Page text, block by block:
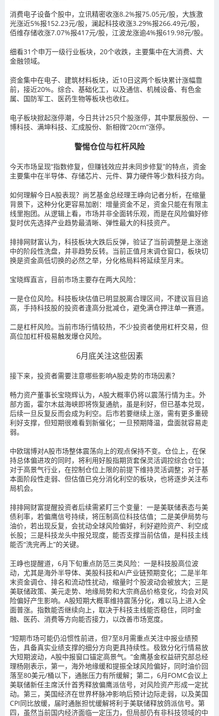
消费电子设备个股中，立讯精密收涨8.2%报75.05元/股，大族激
光涨近5%报152.23元/股，澜起科技收涨3.29%报266.49元/股，
佰维存储收涨7.07%报417元/股，江波龙涨逾4%报619.98元/股。
细看31个申万一级行业板块，20个收跌，主要集中在大消费、大
金融领域。
资金集中在电子、建筑材料板块，近10日这两个板块累计涨幅靠
前，接近20%。综合、基础化工，以及通信、机械设备、有色金
属、国防军工、医药生物等板块也收红。
电子板块掀起涨停潮，今日共计25只个股涨停，其中聚辰股份、一
博科技、满坤科技、汇成股份、新相微“20cm”涨停。
警惕仓位与杠杆风险
今天市场呈现“指数修复，但赚钱效应并未同步修复”的特点，资金
主要集中在半导体、存储芯片、元件、算力硬件等少数科技方向。
如何理解今日A股表现？尚艺基金总经理王峥向记者分析，在缩量
背景下，这种分化更容易加剧：增量资金不足，资金只能在有限主
线里抱团。从逻辑上看，市场并非全面转乐观，而是在风险偏好修
复时优先选择产业趋势最清晰、弹性最大的科技资产。
排排网财富认为， 科技板块大跌后反弹，验证了当前调整是上涨途
中的阶段性洗盘，并非趋势反转。 当前正值月末调仓窗口，板块切
换是资金高低切换的必然之举，分化格局料将延续至月末。
宝晓辉直言， 目前市场主要存在两大风险：
一是仓位风险。 科技板块估值已明显脱离合理区间，不建议盲目追
高，手持科技股的投资者逢高分批减仓，避免满仓押注单一赛道。
二是杠杆风险。 当前市场行情较热，不少投资者使用杠杆交易，但
高位加杠杆极易触发爆仓风险。
6月底关注这些因素
接下来，投资者需要注意哪些影响A股走势的市场因素？
畅力资产董事长宝晓辉认为， A股大概率仍将以震荡行情为主。 外
部方面，霍尔木兹海峡即将恢复通航，虽是利好，但已基本兑现，
后续一旦反复反而会成为利空。后市若要继续上涨，需有更多重磅
利好支撑，但短期很难看到新催化；一旦预期降温，盘面就容易走
弱。
中欧瑞博对A股市场整体震荡向上的观点保持不变。 仓位上，在保
持总体偏进攻的同时，将利用好股指期货套保灵活调控综合仓位；
对于高景气行业，在控制仓位上限的前提下维持灵活调整；对于基
本面阶段性走弱、但估值已充分消化利空的板块，也将逐步关注布
局机会。
排排网财富提醒投资者后续需紧盯三个变量：一是美联储表态与美
债利率，若偏鹰信号持续，将压制高位科技估值；二是美伊局势与
油价，若出现反复，会扰动全球风险偏好，利好避险资产、利空成
长股；三是科技龙头中报兑现度，能否支撑当前估值，是科技主线
能否“洗完再上”的关键。
王峥也提醒道， 6月下旬重点防范三类风险：一是科技股高位波
动，尤其是海外半导体、美股科技和AI产业链预期变化；二是半年
末资金调仓、排名和流动性扰动，缩量时个股波动会被放大；三是
美联储政策、美元走势、地缘局势和大宗商品价格变化，均会对风
险偏好产生影响。A股短期大概率维持震荡分化，难以马上进入全
面普涨。指数能否继续向上，取决于科技主线能否稳住，同时金
融、医药、消费等方向能否接力，以改善市场宽度。
“短期市场可能仍沿惯性前进，但7至8月需重点关注中报业绩预
告，具备真实业绩支撑的细分方向更具持续性。极致分化行情易放
大短期波动，A股中报窗口锚定高景气。”金鹰基金权益研究部总经
理杨刚表示，第一，海外地缘缓和提振全球风险偏好，同时油价回
落至80美元/桶以下，通胀压力有所缓解；第二，6月FOMC会议上
美联储新任主席沃什首秀释放偏鹰派信号，对风险资产形成一定扰
动。第三，美国经济在世界杯脉冲影响后预计边际走弱，以及美国
CPI同比放缓，届时通胀担忧缓解将利于美联储释放鸽派信号。第
四，虽然当前国内经济面临一定压力，但局部仍有非科技领域的中